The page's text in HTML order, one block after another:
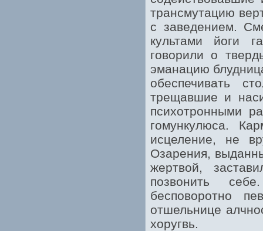
трансмутацию
с заведением.
культами йоги
говорили о
эманацию
обеспечивать
трещавшие и
психотронными
гомункулюса.
исцеление, не
Озарения,
жертвой,
позвонить
бесповоротно
отшельнице
хоругвь.